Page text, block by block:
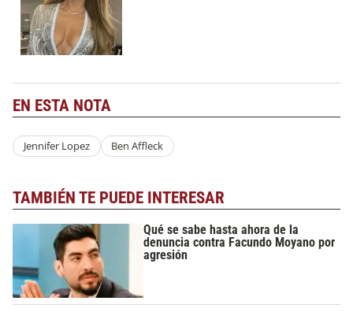
EN ESTA NOTA
Jennifer Lopez Ben Affleck
TAMBIÉN TE PUEDE INTERESAR
Qué se sabe hasta ahora de la
denuncia contra Facundo Moyano por
agresión